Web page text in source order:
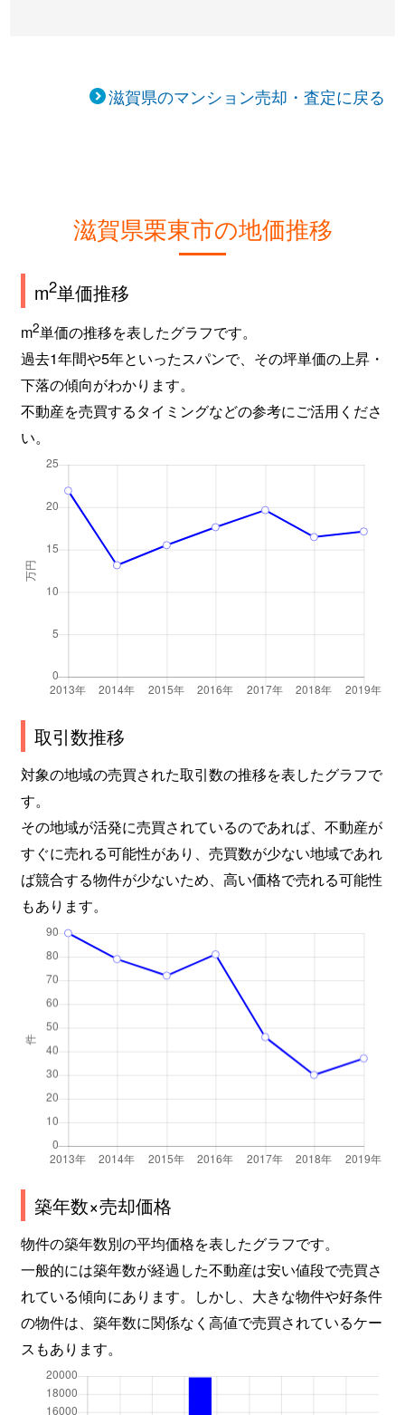
滋賀県のマンション売却・査定に戻る
滋賀県栗東市の地価推移
m2単価推移
m2単価の推移を表したグラフです。
過去1年間や5年といったスパンで、その坪単価の上昇・
下落の傾向がわかります。
不動産を売買するタイミングなどの参考にご活用くださ
い。
取引数推移
対象の地域の売買された取引数の推移を表したグラフで
す。
その地域が活発に売買されているのであれば、不動産が
すぐに売れる可能性があり、売買数が少ない地域であれ
ば競合する物件が少ないため、高い価格で売れる可能性
もあります。
築年数×売却価格
物件の築年数別の平均価格を表したグラフです。
一般的には築年数が経過した不動産は安い値段で売買さ
れている傾向にあります。しかし、大きな物件や好条件
の物件は、築年数に関係なく高値で売買されているケー
スもあります。